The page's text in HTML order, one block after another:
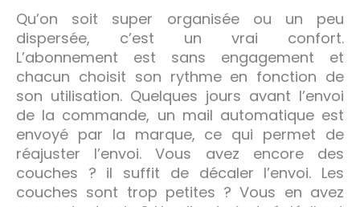
Qu’on soit super organisée ou un peu
dispersée, c’est un vrai confort.
L’abonnement est sans engagement et
chacun choisit son rythme en fonction de
son utilisation. Quelques jours avant l’envoi
de la commande, un mail automatique est
envoyé par la marque, ce qui permet de
réajuster l’envoi. Vous avez encore des
couches ? il suffit de décaler l’envoi. Les
couches sont trop petites ? Vous en avez